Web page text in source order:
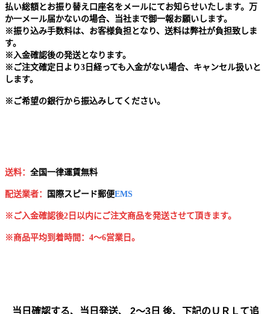
払い総額とお振り替え口座名をメールにてお知らせいたします。万
か一メール届かないの場合、当社まで御一報お願いします。
※振り込み手数料は、お客様負担となり、送料は弊社が負担致しま
す。
※ 入金確認後の発送となります。
※ ご注文確定日より3日経っても入金がない場合、キャンセル扱いと
します。
※ ご希望の銀行から振込みしてください。
送料： 全国一律運賃無料
配送業者： 国 際スピード郵便EMS
※ご入金確認後2日以内にご注文商品を発送させて頂きます。
※商品平均到着時間：4～6営業日。
当日確認する、当日発送、 2～3日 後、下記のＵＲＬて追